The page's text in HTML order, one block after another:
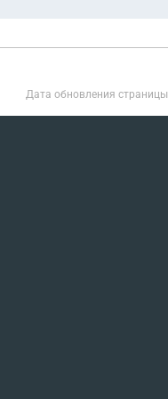
Дата обновления страницы